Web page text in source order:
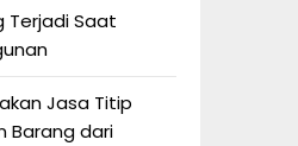
Terjadi Saat
Jasa Titip
Barang dari